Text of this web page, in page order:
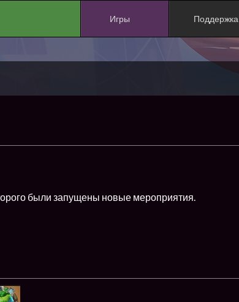
Игры
NEW
Поддержка
были запущены новые мероприятия.